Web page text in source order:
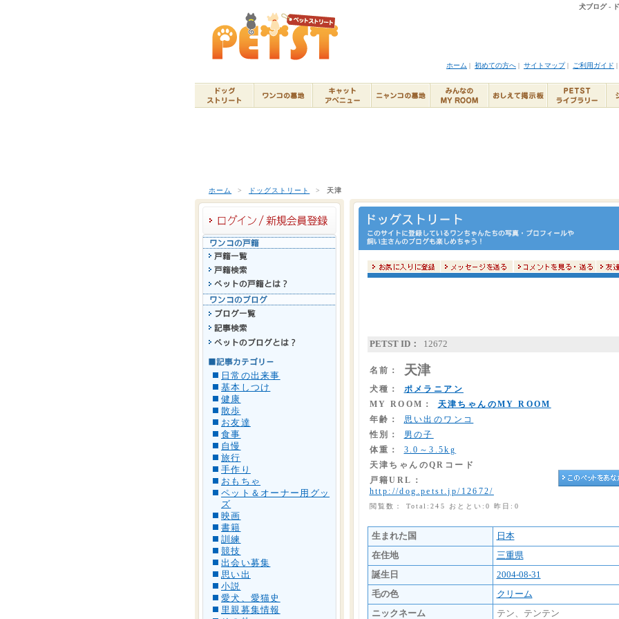
犬ブログ -
ホーム | 初めての方へ | サイトマップ| ご利用ガイド |
ホーム > ドッグストリート > 天津
日常の出来事
基本しつけ
健康
散歩
お友達
食事
自慢
旅行
手作り
おもちゃ
ペット＆オーナー用グッ
ズ
映画
書籍
訓練
競技
出会い募集
思い出
小説
愛犬、愛猫史
里親募集情報
PETST ID： 12672
名前： 天津
犬種：
ポメラニアン
MY ROOM：
天津ちゃんのMY ROOM
年齢：
思い出のワンコ
性別：
男の子
体重：
3.0～3.5kg
天津ちゃんのQRコード
戸籍URL：
http://dog.petst.jp/12672/
閲覧数： Total:245 おととい:0 昨日:0
生まれた国
日本
在住地
三重県
誕生日
2004-08-31
毛の色
クリーム
ニックネーム
テン、テンテン